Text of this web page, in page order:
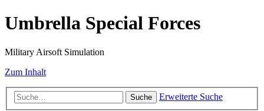
Umbrella Special Forces
Military Airsoft Simulation
Zum Inhalt
Suche Erweiterte Suche